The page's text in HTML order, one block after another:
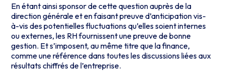
En étant ainsi sponsor de cette question auprès de la
direction générale et en faisant preuve d’anticipation vis-
à-vis des potentielles fluctuations qu’elles soient internes
ou externes, les RH fournissent une preuve de bonne
gestion. Et s’imposent, au même titre que la finance,
comme une référence dans toutes les discussions liées aux
résultats chiffrés de l’entreprise.